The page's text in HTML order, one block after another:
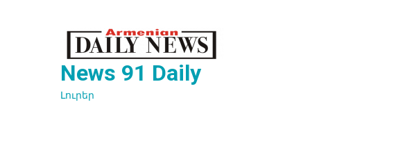
News 91 Daily
Լուրեր